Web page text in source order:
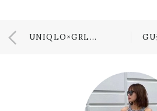
UNIQLO×GRL💚🤎